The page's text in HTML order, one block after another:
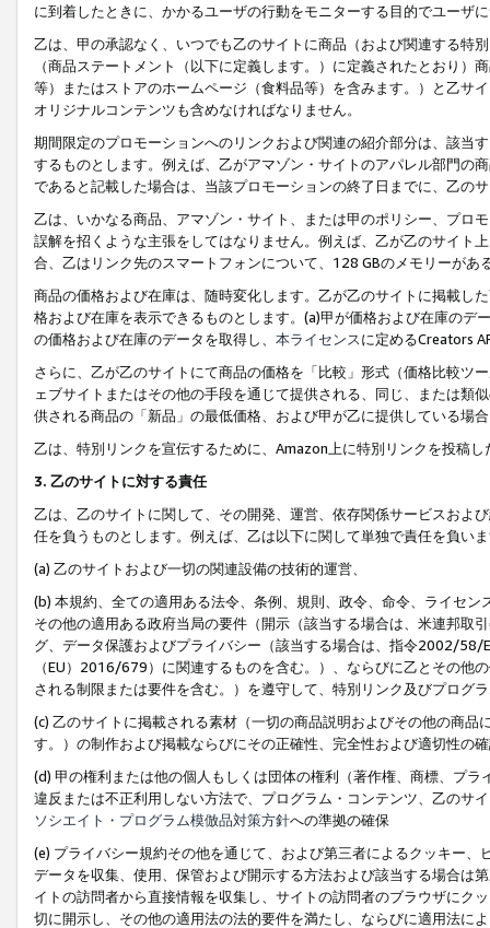
に到着したときに、かかるユーザの行動をモニターする目的でユーザ
乙は、甲の承認なく、いつでも乙のサイトに商品（および関連する特
（商品ステートメント（以下に定義します。）に定義されたとおり
等）またはストアのホームページ（食料品等）を含みます。）と乙サ
オリジナルコンテンツも含めなければなりません。
期間限定のプロモーションへのリンクおよび関連の紹介部分は、該当
するものとします。例えば、乙がアマゾン・サイトのアパレル部門の
であると記載した場合は、当該プロモーションの終了日までに、乙の
乙は、いかなる商品、アマゾン・サイト、または甲のポリシー、プロ
誤解を招くような主張をしてはなりません。例えば、乙が乙のサイト
合、乙はリンク先のスマートフォンについて、128 GBのメモリーがあ
商品の価格および在庫は、随時変化します。乙が乙のサイトに掲載し
格および在庫を表示できるものとします。(a)甲が価格および在庫の
の価格および在庫のデータを取得し、 本ライセンスに定めるCreators
さらに、乙が乙のサイトにて商品の価格を「比較」形式（価格比較ツ
ェブサイトまたはその他の手段を通じて提供される、同じ、または類
供される商品の「新品」の最低価格、および甲が乙に提供している場
乙は、特別リンクを宣伝するために、Amazon上に特別リンクを投稿
3. 乙のサイトに対する責任
乙は、乙のサイトに関して、その開発、運営、依存関係サービスおよ
任を負うものとします。例えば、乙は以下に関して単独で責任を負い
(a) 乙のサイトおよび一切の関連設備の技術的運営、
(b) 本規約、全ての適用ある法令、条例、規則、政令、命令、ライセ
その他の適用ある政府当局の要件（開示（該当する場合は、米連邦取
グ、データ保護およびプライバシー（該当する場合は、指令2002/58/
（EU）2016/679）に関連するものを含む。）、ならびに乙とその他
される制限または要件を含む。）を遵守して、特別リンク及びプログ
(c) 乙のサイトに掲載される素材（一切の商品説明およびその他の商
す。）の制作および掲載ならびにその正確性、完全性および適切性の
(d) 甲の権利または他の個人もしくは団体の権利（著作権、商標、プ
違反または不正利用しない方法で、プログラム・コンテンツ、乙のサ
ソシエイト・プログラム模倣品対策方針への準拠の確保
(e) プライバシー規約その他を通じて、および第三者によるクッキー
データを収集、使用、保管および開示する方法および該当する場合は
イトの訪問者から直接情報を収集し、サイトの訪問者のブラウザにク
切に開示し、その他の適用法の法的要件を満たし、ならびに適用法に